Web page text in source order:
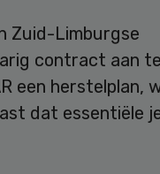
Zuid-Limburgse
contract aan
een herstelplan,
dat essentiële